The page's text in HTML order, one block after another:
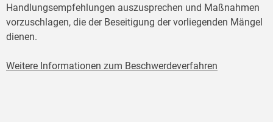
Handlungsempfehlungen auszusprechen und Maßnahmen
vorzuschlagen, die der Beseitigung der vorliegenden Mängel
dienen.
Weitere Informationen zum Beschwerdeverfahren